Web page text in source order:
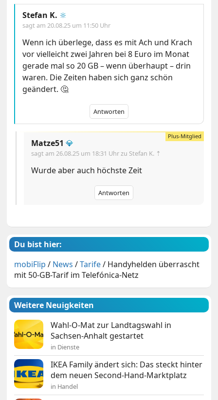
Stefan K. 🔆
sagt am20.08.25 um 11:50 Uhr
Wenn ich überlege, dass es mit Ach und Krach
vor vielleicht zwei Jahren bei 8 Euro im Monat
gerade mal so 20 GB – wenn überhaupt – drin
waren. Die Zeiten haben sich ganz schön
geändert. 🤔
Antworten
Matze51 💎
sagt am26.08.25 um 18:31 Uhrzu Stefan K. ⇡
Wurde aber auch höchste Zeit
Antworten
Du bist hier:
mobiFlip / News /Tarife/ Handyhelden überrascht
mit 50-GB-Tarif im Telefónica-Netz
Weitere Neuigkeiten
Wahl-O-Mat zur Landtagswahl in
Sachsen-Anhalt gestartet
in Dienste
IKEA Family ändert sich: Das steckt hinter
dem neuen Second-Hand-Marktplatz
in Handel